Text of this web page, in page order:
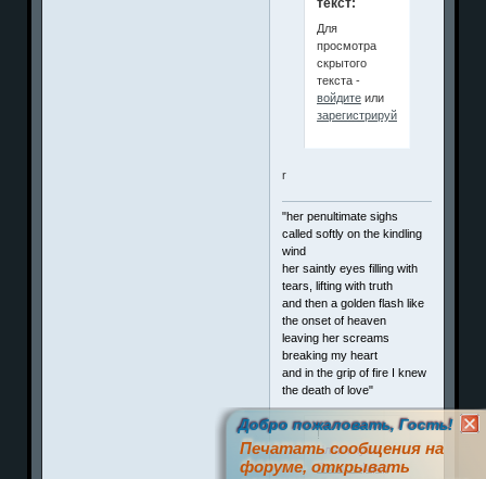
текст:
Для
просмотра
скрытого
текста -
войдитеили
зарегистрируйтесь
r
"her penultimate sighs
called softly on the kindling
wind
her saintly eyes filling with
tears, lifting with truth
and then a golden flash like
the onset of heaven
leaving her screams
breaking my heart
and in the grip of fire I knew
the death of love"
!
Член клуба
Позити ффф
Добро пожаловать, Гость!
Печатать сообщения на
форуме, открывать